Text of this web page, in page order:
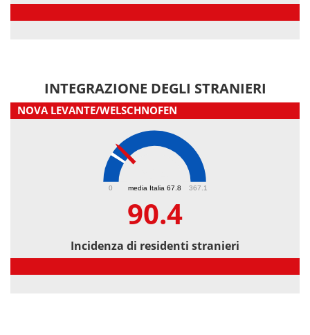
INTEGRAZIONE DEGLI STRANIERI
NOVA LEVANTE/WELSCHNOFEN
media Italia 67.8
0 367.1
90.4
Incidenza di residenti stranieri